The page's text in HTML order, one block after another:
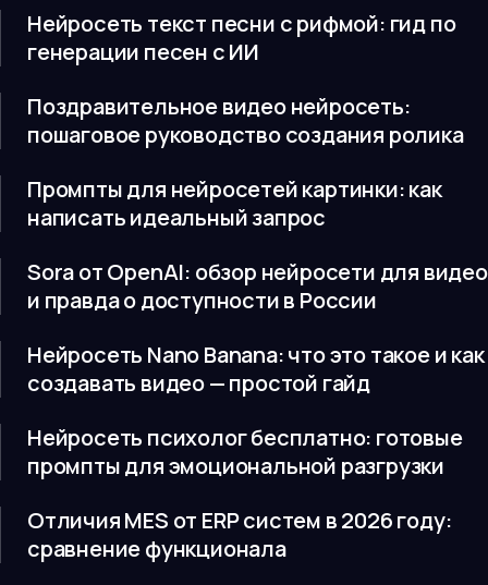
Нейросеть текст песни с рифмой: гид по
генерации песен с ИИ
Поздравительное видео нейросеть:
пошаговое руководство создания ролика
Промпты для нейросетей картинки: как
написать идеальный запрос
Sora от OpenAI: обзор нейросети для видео
и правда о доступности в России
Нейросеть Nano Banana: что это такое и как
создавать видео — простой гайд
Нейросеть психолог бесплатно: готовые
промпты для эмоциональной разгрузки
Отличия MES от ERP систем в 2026 году:
сравнение функционала